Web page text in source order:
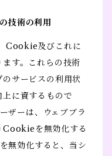
技術の利用
Cookie及びこれに
す。これらの技術
サービスの利用状
に資するもので
ザーは、ウェブブラ
Cookieを無効化する
無効化すると、当シ